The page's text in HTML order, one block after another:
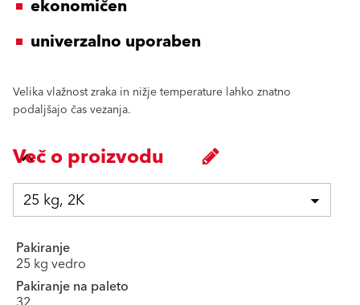
ekonomičen
univerzalno uporaben
Velika vlažnost zraka in nižje temperature lahko znatno
podaljšajo čas vezanja.
Več o proizvodu
25 kg, 2K
Pakiranje
25 kg vedro
Pakiranje na paleto